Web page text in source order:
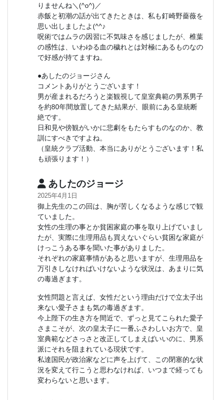
りませんね＼(^o^)／
赤飯と初潮の話が出てきたときは、私も釘崎野薔薇を
思い出しましたよ(^^♪
呪術ではムラの因習に不気味さを感じましたが、椎葉
の感性は、いわゆる血の穢れとは対極にあるものなの
で好感が持てますね。
●あしたのジョージさん
コメントありがとうございます！
男が産まれるだろうと楽観視して皇室典範の男系男子
を約80年間放置してきた結果が、眼前にある皇統断
絶です。
日和見や傍観がいかに悲劇をもたらすものなのか、教
訓にすべきですよね。
（皇統クラブ活動、本当にありがとうございます！私
も頑張ります！）
あしたのジョージ
2025年4月1日
御上先生のこの回は、胸が苦しくなるような感じで観
ていました。
女性の生理の事とか貧困家庭の事を取り上げていまし
たが、実際に生理用品も買えないぐらい貧困な家庭が
けっこうある事を聞いた事がありました。
それぞれの家庭事情があると思いますが、生理用品を
万引きしなければいけないような状況は、あまりに気
の毒過ぎます。
女性問題と言えば、女性だという理由だけで立太子出
来ない愛子さまも気の毒過ぎます。
今上陛下の生き方を間近で、ずっと見てこられた愛子
さまこそが、次の皇太子に一番ふさわしいお方で、皇
室典範などさっさと改正してしまえばいいのに、男系
派にそれを阻まれている現状です。
私達国民が政治家などに声を上げて、この閉塞的な状
況を変えて行こうと思わなければ、いつまで経っても
変わらないと思います。